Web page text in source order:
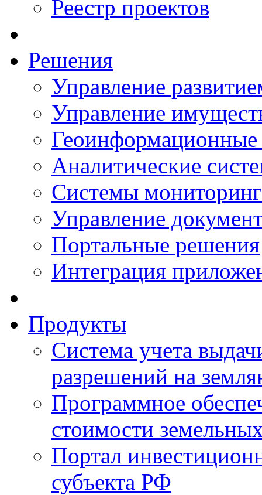
Реестр проектов
Решения
Управление
Управление
Аналитические
Системы
Управление
Портальные решения
Интеграция
Продукты
Система учета
разрешений на
Программное
стоимости
Портал
субъекта РФ